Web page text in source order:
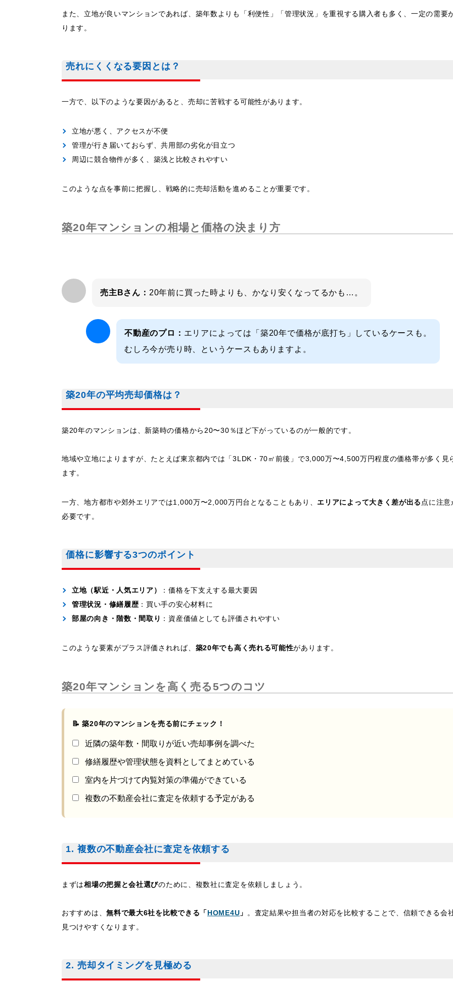
また、立地が良いマンションであれば、築年数よりも「利便性」「管理状況」を重視する購入者も多く、一定の需要
ります。
売れにくくなる要因とは？
一方で、以下のような要因があると、売却に苦戦する可能性があります。
立地が悪く、アクセスが不便
管理が行き届いておらず、共用部の劣化が目立つ
周辺に競合物件が多く、築浅と比較されやすい
このような点を事前に把握し、戦略的に売却活動を進めることが重要です。
築20年マンションの相場と価格の決まり方
売主Bさん： 20年前に買った時よりも、かなり安くなってるかも…。
不動産のプロ： エリアによっては「築20年で価格が底打ち」しているケースも。
むしろ今が売り時、というケースもありますよ。
築20年の平均売却価格は？
築20年のマンションは、新築時の価格から20〜30％ほど下がっているのが一般的です。
地域や立地によりますが、たとえば東京都内では「3LDK・70㎡前後」で3,000万〜4,500万円程度の価格帯が多く見
ます。
一方、地方都市や郊外エリアでは1,000万〜2,000万円台となることもあり、 エリアによって大きく差が出る 点に注意
必要です。
価格に影響する3つのポイント
立地（駅近・人気エリア）
：価格を下支えする最大要因
管理状況・修繕履歴 ：買い手の安心材料に
部屋の向き・階数・間取り ：資産価値としても評価されやすい
このような要素がプラス評価されれば、 築20年でも高く売れる可能性があります。
築20年マンションを高く売る5つのコツ
📝 築20年のマンションを売る前にチェック！
近隣の築年数・間取りが近い売却事例を調べた
修繕履歴や管理状態を資料としてまとめている
室内を片づけて内覧対策の準備ができている
複数の不動産会社に査定を依頼する予定がある
1. 複数の不動産会社に査定を依頼する
まずは相場の把握と会社選びのために、複数社に査定を依頼しましょう。
おすすめは、無料で最大6社を比較できる「HOME4U 」
。査定結果や担当者の対応を比較することで、信頼できる会
見つけやすくなります。
2. 売却タイミングを見極める